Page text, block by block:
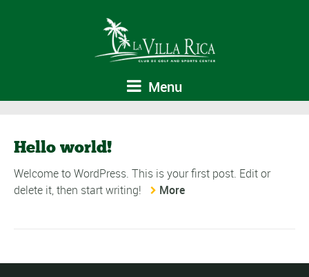
Menu
Hello world!
Welcome to WordPress. This is your first post. Edit or
delete it, then start writing!
More